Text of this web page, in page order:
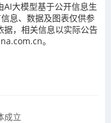
AI大模型基于公开信息生
息、数据及图表仅供参
据，相关信息以实际公告
。
成立